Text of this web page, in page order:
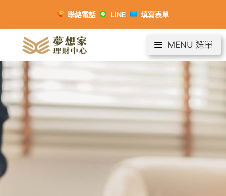
聯絡電話 LINE 填寫表單
MENU 選單